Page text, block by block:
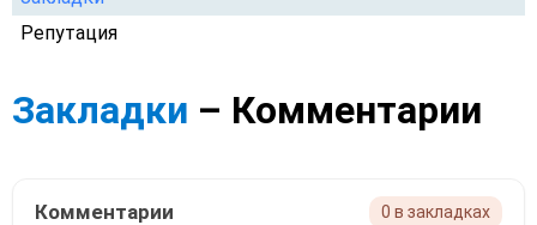
Репутация
Закладки – Комментарии
Комментарии 0 в закладках